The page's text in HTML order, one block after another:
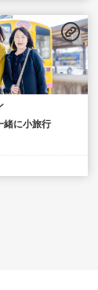
緒に小旅行